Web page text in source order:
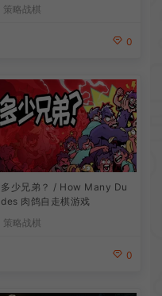
策略战棋
0
多少兄弟？ / How Many Du
des 肉鸽自走棋游戏
策略战棋
0